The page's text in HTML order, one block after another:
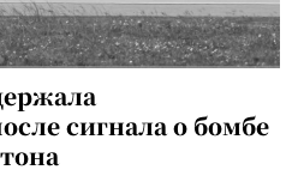
сигнала о бомбе